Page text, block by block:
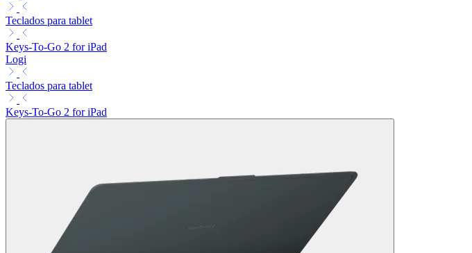
Teclados para tablet
Keys-To-Go 2 for iPad
Logi
Teclados para tablet
Keys-To-Go 2 for iPad